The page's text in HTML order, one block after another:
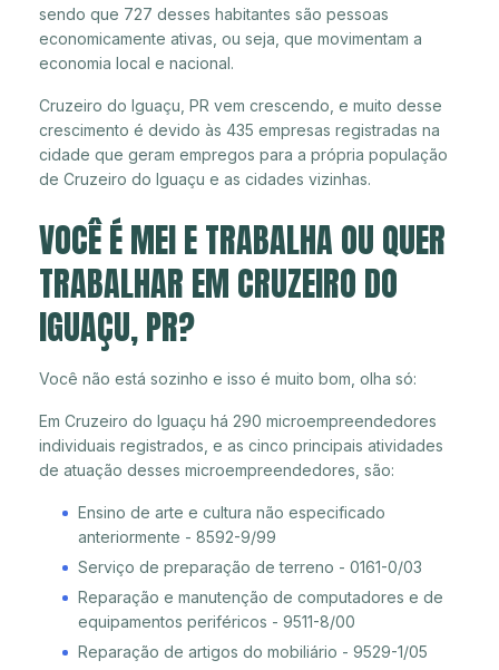
sendo que 727 desses habitantes são pessoas
economicamente ativas, ou seja, que movimentam a
economia local e nacional.
Cruzeiro do Iguaçu, PR vem crescendo, e muito desse
crescimento é devido às 435 empresas registradas na
cidade que geram empregos para a própria população
de Cruzeiro do Iguaçu e as cidades vizinhas.
VOCÊ É MEI E TRABALHA OU QUER
TRABALHAR EM CRUZEIRO DO
IGUAÇU, PR?
Você não está sozinho e isso é muito bom, olha só:
Em Cruzeiro do Iguaçu há 290 microempreendedores
individuais registrados, e as cinco principais atividades
de atuação desses microempreendedores, são:
Ensino de arte e cultura não especificado
anteriormente - 8592-9/99
Serviço de preparação de terreno - 0161-0/03
Reparação e manutenção de computadores e de
equipamentos periféricos - 9511-8/00
Reparação de artigos do mobiliário - 9529-1/05